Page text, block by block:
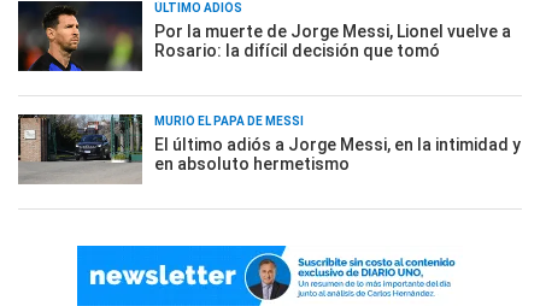
ÚLTIMO ADIÓS
Por la muerte de Jorge Messi, Lionel vuelve a
Rosario: la difícil decisión que tomó
MURIÓ EL PAPÁ DE MESSI
El último adiós a Jorge Messi, en la intimidad y
en absoluto hermetismo